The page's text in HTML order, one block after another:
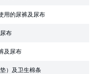
用的尿裤及尿布
布
及尿布
）及卫生棉条